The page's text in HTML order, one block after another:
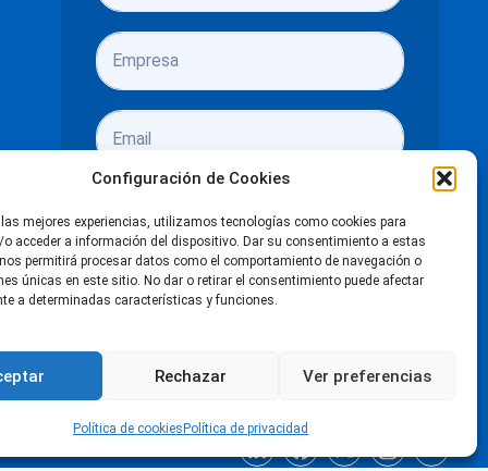
Configuración de Cookies
mejores experiencias, utilizamos tecnologías como cookies para
acceder a información del dispositivo. Dar su consentimiento a estas
permitirá procesar datos como el comportamiento de navegación o
únicas en este sitio. No dar o retirar el consentimiento puede afectar
a determinadas características y funciones.
Rechazar Ver preferencias
Política de cookies Política de privacidad
He leído y acepto laspolíticas de
privacidad
LinkedIn